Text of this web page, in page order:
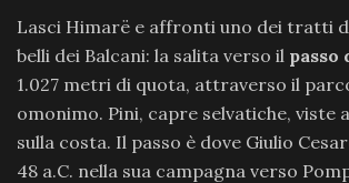
Lasci Himarë e affronti uno dei tratti
belli dei Balcani: la salita verso il passo
1.027 metri di quota, attraverso il
omonimo. Pini, capre selvatiche, viste
sulla costa. Il passo è dove Giulio
48 a.C. nella sua campagna verso